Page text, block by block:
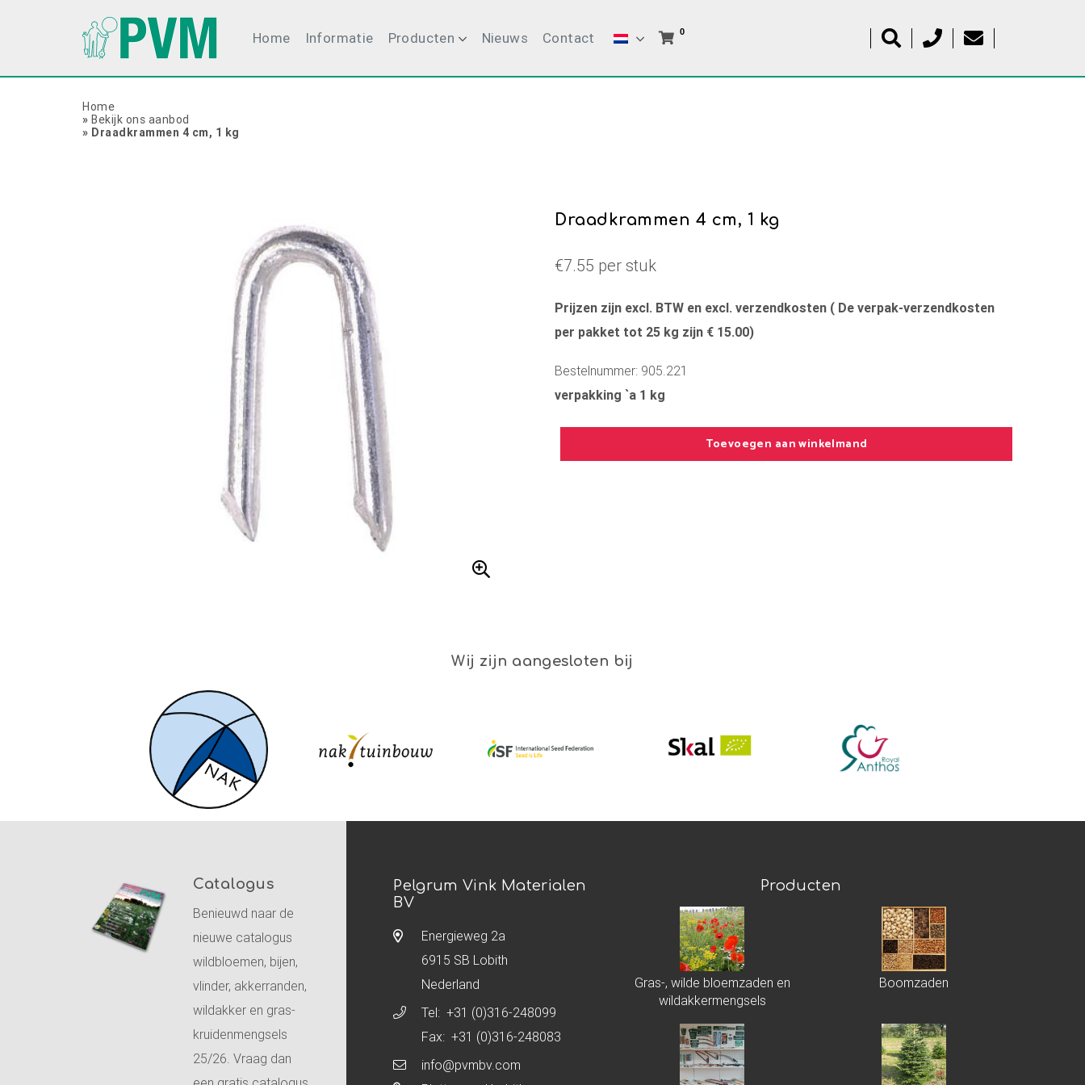
Home Informatie Producten Nieuws Contact 0
Home
» Bekijk ons aanbod
» Draadkrammen 4 cm, 1 kg
Draadkrammen 4 cm, 1 kg
€7.55 per stuk
Prijzen zijn excl. BTW en excl. verzendkosten ( De verpak-verzendkosten
per pakket tot 25 kg zijn € 15.00)
Bestelnummer: 905.221
verpakking `a 1 kg
Toevoegen aan winkelmand
Wij zijn aangesloten bij
Catalogus
Benieuwd naar de
nieuwe catalogus
wildbloemen, bijen,
vlinder, akkerranden,
wildakker en gras-
kruidenmengsels
25/26. Vraag dan
Pelgrum Vink Materialen
BV
Energieweg 2a
6915 SB Lobith
Nederland
Tel:+31 (0)316-248099
Fax: +31 (0)316-248083
info@pvmbv.com
Producten
Gras-, wilde bloemzaden en
wildakkermengsels
Boomzaden